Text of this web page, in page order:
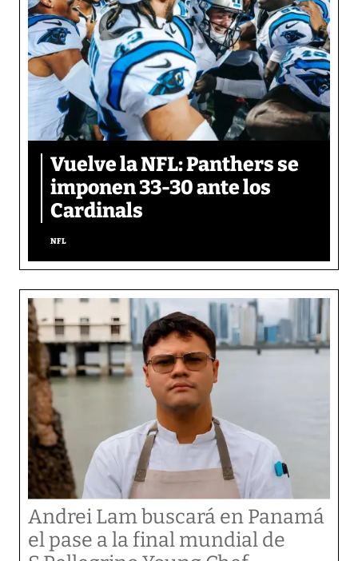
Vuelve la NFL: Panthers se
imponen 33-30 ante los
Cardinals
NFL
Andrei Lam buscará en Panamá
el pase a la final mundial de